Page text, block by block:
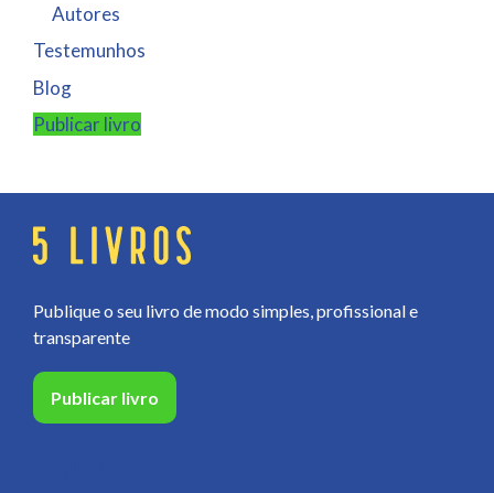
Autores
Testemunhos
Blog
Publicar livro
Publique o seu livro de modo simples, profissional e
transparente
Publicar livro